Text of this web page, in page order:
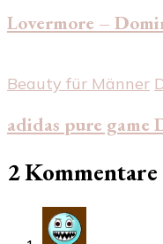
Lovermore –
Beauty für Männer
adidas pure game
2 Kommentare